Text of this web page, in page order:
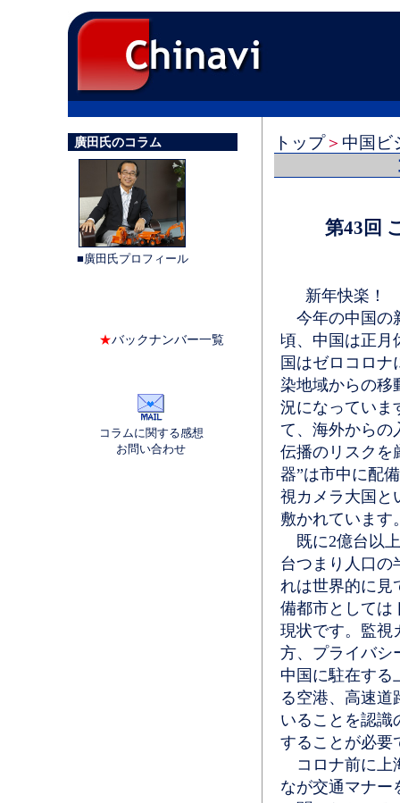
廣田氏のコラム
■廣田氏プロフィール
★バックナンバー一覧
コラムに関する感想
お問い合わせ
トップ＞ 中国ビ
第43回
新年快楽！
今年の中国の
頃、中国は正月
国はゼロコロナ
染地域からの移
況になっていま
て、海外からの
伝播のリスクを
器”は市中に配
視カメラ大国と
敷かれています
既に2億台以
台つまり人口の
れは世界的に見
備都市としては
現状です。監視
方、プライバシ
中国に駐在する
る空港、高速道
いることを認識
することが必要
コロナ前に上
なが交通マナー